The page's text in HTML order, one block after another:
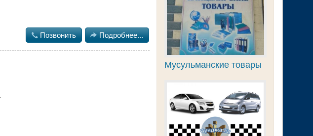
 Позвонить  Подробнее...
Мусульманские товары